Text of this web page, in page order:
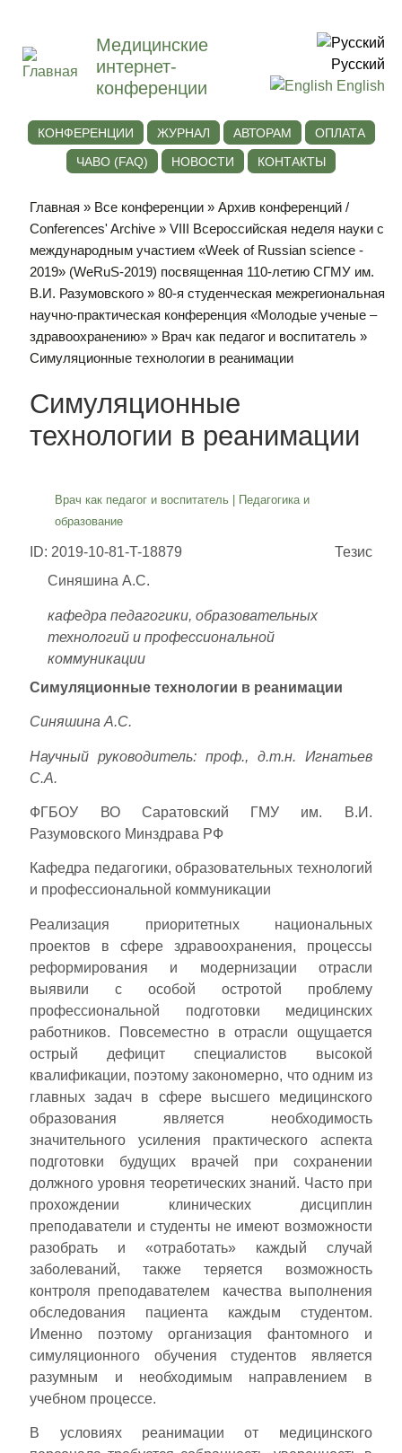
Медицинские
интернет-
конференции
Русский
English
КОНФЕРЕНЦИИ ЖУРНАЛ АВТОРАМ
ОПЛАТА
ЧАВО (FAQ)
НОВОСТИ КОНТАКТЫ
Главная » Все конференции »Архив конференций /
Conferences' Archive »VIII Всероссийская неделя науки с
международным участием «Week of Russian science -
2019» (WeRuS-2019) посвященная 110-летию СГМУ им.
В.И. Разумовского »80-я студенческая межрегиональная
научно-практическая конференция «Молодые ученые –
здравоохранению» » Врач как педагог и воспитатель »
Симуляционные технологии в реанимации
Симуляционные
технологии в реанимации
Врач как педагог и воспитатель
Педагогика и
образование
ID: 2019-10-81-T-18879
Тезис
Синяшина А.С.
кафедра педагогики, образовательных
технологий и профессиональной
коммуникации
Симуляционные технологии в реанимации
Синяшина А.С.
Научный руководитель: проф., д.т.н. Игнатьев
С.А.
ФГБОУ ВО Саратовский ГМУ им. В.И.
Разумовского Минздрава РФ
Кафедра педагогики, образовательных технологий
и профессиональной коммуникации
Реализация приоритетных национальных
проектов в сфере здравоохранения, процессы
реформирования и модернизации отрасли
выявили с особой остротой проблему
профессиональной подготовки медицинских
работников. Повсеместно в отрасли ощущается
острый дефицит специалистов высокой
квалификации, поэтому закономерно, что одним из
главных задач в сфере высшего медицинского
образования является необходимость
значительного усиления практического аспекта
подготовки будущих врачей при сохранении
должного уровня теоретических знаний. Часто при
прохождении клинических дисциплин
преподаватели и студенты не имеют возможности
разобрать и «отработать» каждый случай
заболеваний, также теряется возможность
контроля преподавателем качества выполнения
обследования пациента каждым студентом.
Именно поэтому организация фантомного и
симуляционного обучения студентов является
разумным и необходимым направлением в
учебном процессе.
В условиях реанимации от медицинского